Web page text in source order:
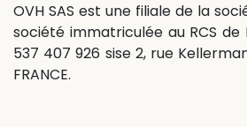
OVH SAS est une filiale de la
société immatriculée au RCS de
537 407 926 sise 2, rue
FRANCE.